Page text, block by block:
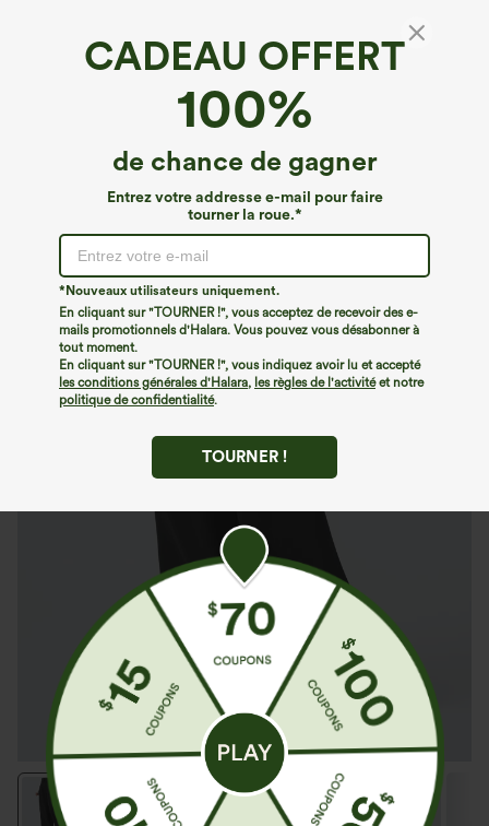
CADEAU OFFERT
100%
de chance de gagner
Entrez votre addresse e-mail pour faire
tourner la roue.*
*Nouveaux utilisateurs uniquement.
En cliquant sur "TOURNER !", vous acceptez de recevoir des e-
mails promotionnels d'Halara. Vous pouvez vous désabonner à
tout moment.
En cliquant sur "TOURNER !", vous indiquez avoir lu et accepté
les conditions générales d'Halara, les règles de l'activitéet notre
politique de confidentialité.
TOURNER !
Pantalons de travail taille haute avec poches
décoratives et jambes larges.
€44,95 EUR